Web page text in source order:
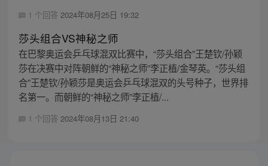
1 个回答 2024年08月25日 19:32
莎头组合VS神秘之师
在巴黎奥运会乒乓球混双比赛中，“莎头组合”王楚钦/孙颖
莎在决赛中对阵朝鲜的“神秘之师”李正植/金琴英。“莎头组
合”王楚钦/孙颖莎是奥运会乒乓球混双的头号种子，世界排
名第一。而朝鲜的“神秘之师”李正植/...
1 个回答 2024年08月13日 21:40